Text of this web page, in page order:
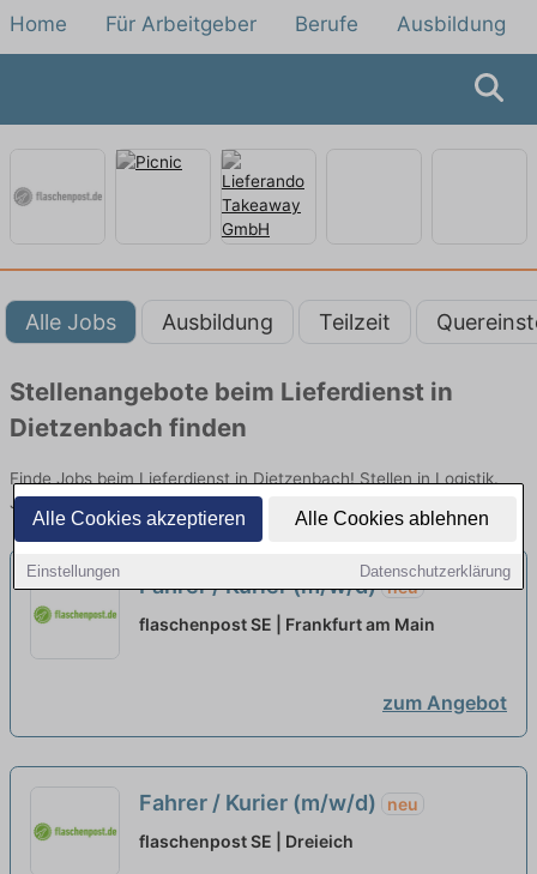
Alle Cookies akzeptieren Alle Cookies ablehnen
Einstellungen Datenschutzerklärung
Home Für Arbeitgeber Berufe Ausbildung
Alle Jobs Ausbildung Teilzeit
Stellenangebote beim Lieferdienst in
Dietzenbach finden
Finde Jobs beim Lieferdienst in Dietzenbach! Stellen in Logistik.
Jetzt bewerben!
Fahrer / Kurier (m/w/d) neu
flaschenpost SE | Frankfurt am Main
zum Angebot
Fahrer / Kurier (m/w/d)
neu
flaschenpost SE | Dreieich